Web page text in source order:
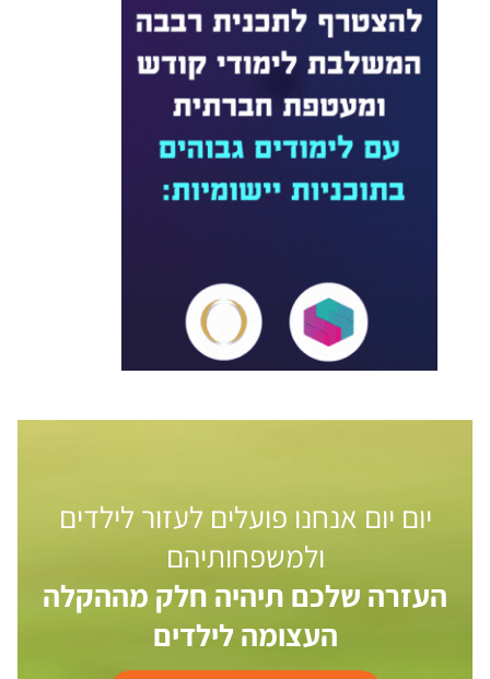
יום יום אנחנו פועלים לעזור לילדים
ולמשפחותיהם
העזרה שלכם תיהיה חלק מההקלה
העצומה לילדים